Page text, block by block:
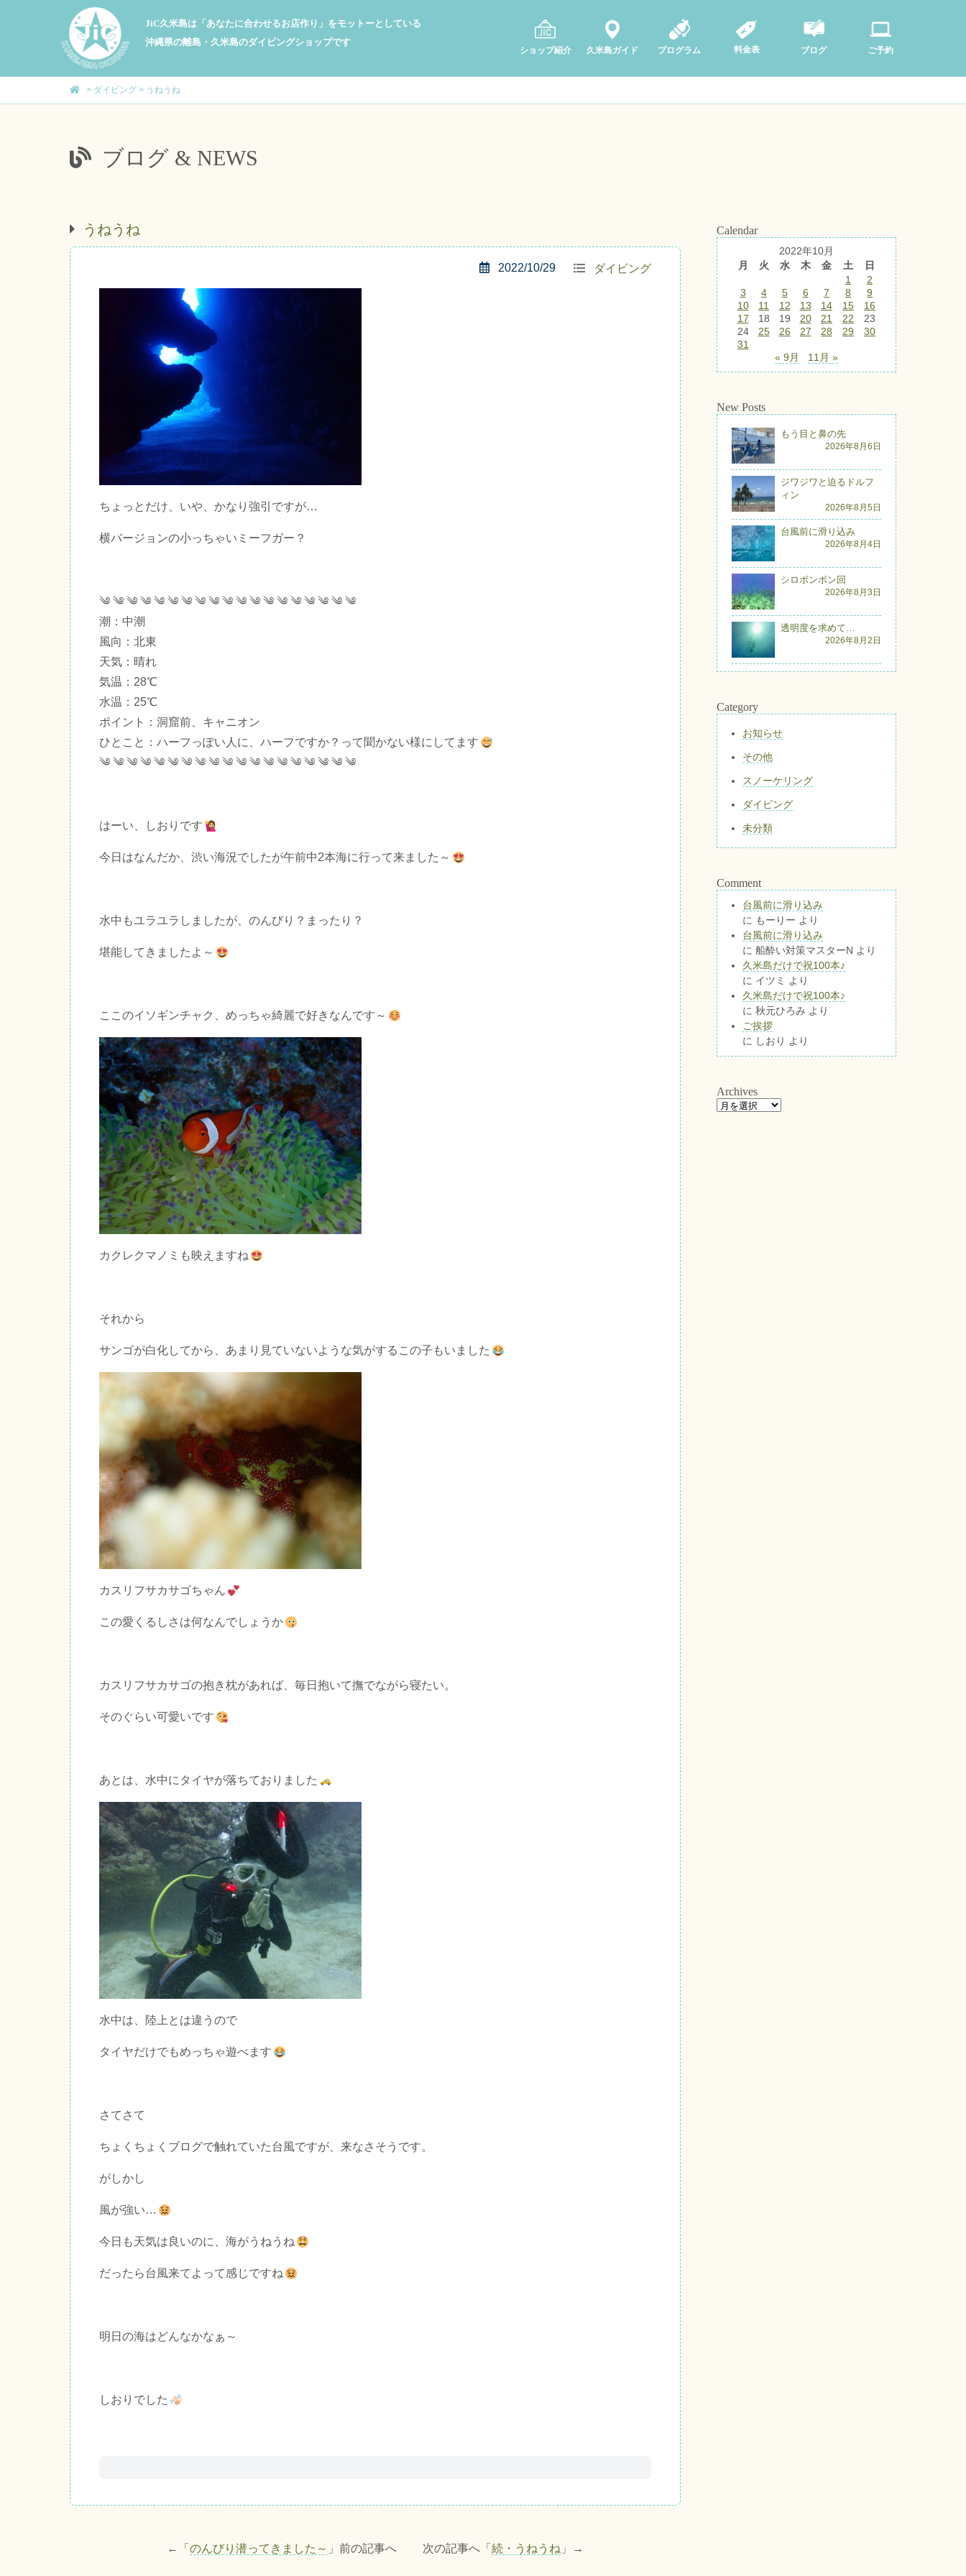
JiC久米島は「あなたに合わせるお店作り」をモットーとしている
沖縄県の離島・久米島のダイビングショップです
ショップ紹介 久米島ガイド プログラム 料金表 ブログ ご予約
> ダイビング > うねうね
ブログ & NEWS
うねうね
ダイビング
2022/10/29
ちょっとだけ、いや、かなり強引ですが…
横バージョンの小っちゃいミーフガー？
༄ ༄ ༄ ༄ ༄ ༄ ༄ ༄ ༄ ༄ ༄ ༄ ༄ ༄ ༄ ༄ ༄ ༄ ༄
潮：中潮
風向：北東
天気：晴れ
気温：28℃
水温：25℃
ポイント：洞窟前、キャニオン
ひとこと：ハーフっぽい人に、ハーフですか？って聞かない様にしてます
༄ ༄ ༄ ༄ ༄ ༄ ༄ ༄ ༄ ༄ ༄ ༄ ༄ ༄ ༄ ༄ ༄ ༄ ༄
はーい、しおりです
今日はなんだか、渋い海況でしたが午前中2本海に行って来ました～
水中もユラユラしましたが、のんびり？まったり？
堪能してきましたよ～
ここのイソギンチャク、めっちゃ綺麗で好きなんです～
カクレクマノミも映えますね
それから
サンゴが白化してから、あまり見ていないような気がするこの子もいました
カスリフサカサゴちゃん
この愛くるしさは何なんでしょうか
カスリフサカサゴの抱き枕があれば、毎日抱いて撫でながら寝たい。
そのぐらい可愛いです
あとは、水中にタイヤが落ちておりました
水中は、陸上とは違うので
タイヤだけでもめっちゃ遊べます
さてさて
ちょくちょくブログで触れていた台風ですが、来なさそうです。
がしかし
風が強い…
今日も天気は良いのに、海がうねうね
だったら台風来てよって感じですね
明日の海はどんなかなぁ～
しおりでした
←「 のんびり潜ってきました～ 」前の記事へ 次の記事へ「 続・うねうね 」→
Calendar
2022年10月
月
火 水 木 金 土
日
1
2
3
4 5 6 7 8
9
10
11 12 13 14 15
16
17
18 19 20 21 22
23
24
25 26 27 28 29
30
31
« 9月
11月 »
New Posts
もう目と鼻の先
2026年8月6日
ジワジワと迫るドルフ
ィン
2026年8月5日
台風前に滑り込み
2026年8月4日
シロボンボン回
2026年8月3日
透明度を求めて…
2026年8月2日
Category
お知らせ
その他
スノーケリング
ダイビング
未分類
Comment
台風前に滑り込み
に もーりー より
台風前に滑り込み
に 船酔い対策マスターN より
久米島だけで祝100本♪
に イツミ
より
久米島だけで祝100本♪
に 秋元ひろみ より
ご挨拶
に しおり より
Archives